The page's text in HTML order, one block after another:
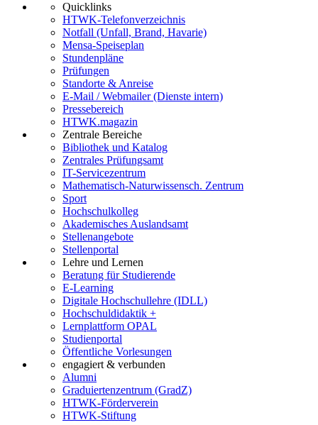
Quicklinks
HTWK-Telefonverzeichnis
Notfall (Unfall, Brand, Havarie)
Mensa-Speiseplan
Stundenpläne
Prüfungen
Standorte & Anreise
E-Mail / Webmailer (Dienste intern)
Pressebereich
HTWK.magazin
Zentrale Bereiche
Bibliothek und Katalog
Zentrales Prüfungsamt
IT-Servicezentrum
Mathematisch-Naturwissensch. Zentrum
Sport
Hochschulkolleg
Akademisches Auslandsamt
Stellenangebote
Stellenportal
Lehre und Lernen
Beratung für Studierende
E-Learning
Digitale Hochschullehre (IDLL)
Hochschuldidaktik +
Lernplattform OPAL
Studienportal
Öffentliche Vorlesungen
engagiert & verbunden
Alumni
Graduiertenzentrum (GradZ)
HTWK-Förderverein
HTWK-Stiftung